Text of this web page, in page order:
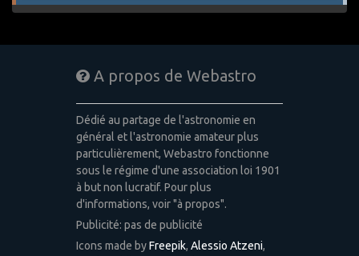
A propos de Webastro
Dédié au partage de l'astronomie en
général et l'astronomie amateur plus
particulièrement, Webastro fonctionne
sous le régime d'une association loi 1901
à but non lucratif. Pour plus
d'informations, voir "à propos".
Publicité: pas de publicité
Icons made byFreepik, Alessio Atzeni,